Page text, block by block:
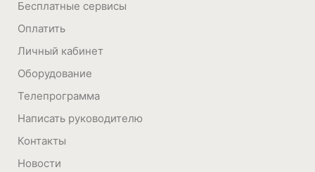
Бесплатные сервисы
Оплатить
Личный кабинет
Оборудование
Телепрограмма
Написать руководителю
Контакты
Новости